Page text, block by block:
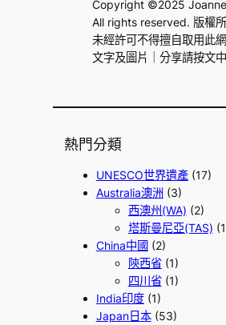
Copyright ©2025
All rights reserved. 版權
未經許可不得擅自取用此
文字及圖片｜分享請按文
熱門分類
UNESCO世界遺產(17)
Australia澳洲 (3)
西澳州(WA) (2)
塔斯曼尼亞(TAS)
China中國 (2)
陝西省(1)
四川省(1)
India印度(1)
Japan日本(53)